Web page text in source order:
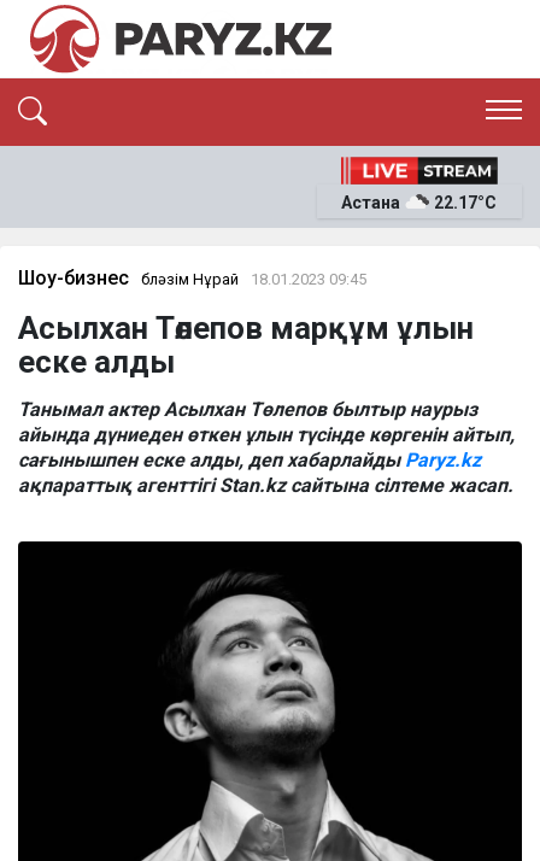
ЭКОНОМИКА
ОҚИҒА
News
Астана 22.17°C
Шоу-бизнес Әбләзім Нұрай 18.01.2023 09:45
Асылхан Төлепов марқұм ұлын
еске алды
Танымал актер Асылхан Төлепов былтыр наурыз
айында дүниеден өткен ұлын түсінде көргенін айтып,
сағынышпен еске алды, деп хабарлайды Paryz.kz
ақпараттық агенттігі Stan.kz сайтына сілтеме жасап.